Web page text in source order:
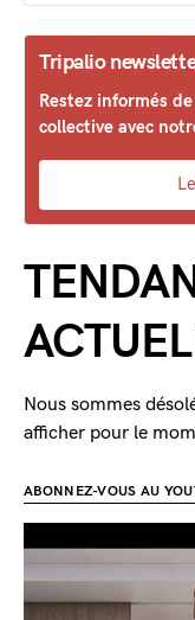
Tripalio
Restez informés
collective avec
Nous sommes
afficher pour le
ABONNEZ-VOUS AU